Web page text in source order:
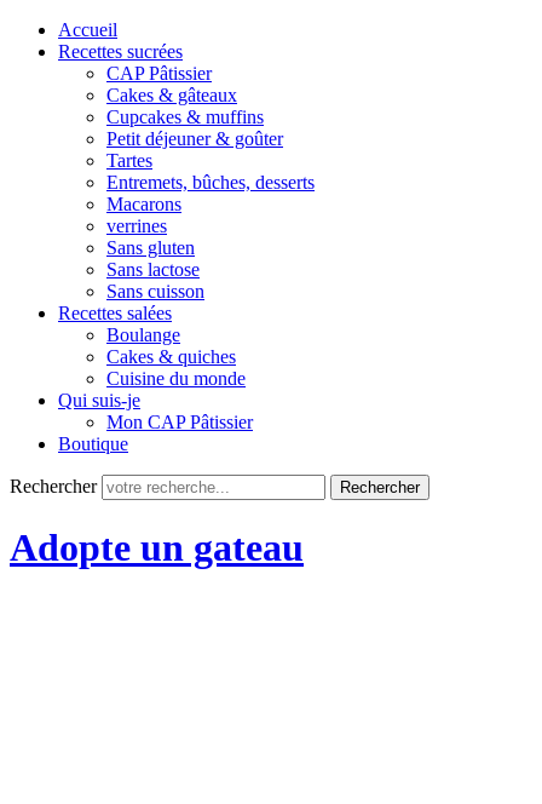
Accueil
Recettes sucrées
CAP Pâtissier
Cakes & gâteaux
Cupcakes & muffins
Petit déjeuner & goûter
Tartes
Entremets, bûches, desserts
Macarons
verrines
Sans gluten
Sans lactose
Sans cuisson
Recettes salées
Boulange
Cakes & quiches
Cuisine du monde
Qui suis-je
Mon CAP Pâtissier
Boutique
Rechercher
Adopte un gateau